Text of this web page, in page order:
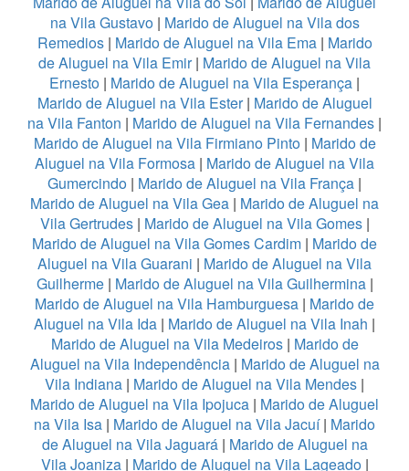
na Vila Gustavo| Marido de Aluguel na Vila dos
Remedios| Marido de Aluguel na Vila Ema| Marido
de Aluguel na Vila Emir| Marido de Aluguel na Vila
Ernesto | Marido de Aluguel na Vila Esperança |
Marido de Aluguel na Vila Ester| Marido de Aluguel
na Vila Fanton | Marido de Aluguel na Vila Fernandes |
Marido de Aluguel na Vila Firmiano Pinto| Marido de
Aluguel na Vila Formosa | Marido de Aluguel na Vila
Gumercindo | Marido de Aluguel na Vila França |
Marido de Aluguel na Vila Gea | Marido de Aluguel na
Vila Gertrudes| Marido de Aluguel na Vila Gomes|
Marido de Aluguel na Vila Gomes Cardim | Marido de
Aluguel na Vila Guarani | Marido de Aluguel na Vila
Guilherme| Marido de Aluguel na Vila Guilhermina|
Marido de Aluguel na Vila Hamburguesa | Marido de
Aluguel na Vila Ida | Marido de Aluguel na Vila Inah |
Marido de Aluguel na Vila Medeiros| Marido de
Aluguel na Vila Independência| Marido de Aluguel na
Vila Indiana | Marido de Aluguel na Vila Mendes |
Marido de Aluguel na Vila Ipojuca | Marido de Aluguel
na Vila Isa | Marido de Aluguel na Vila Jacuí| Marido
de Aluguel na Vila Jaguará| Marido de Aluguel na
Vila Joaniza| Marido de Aluguel na Vila Lageado|